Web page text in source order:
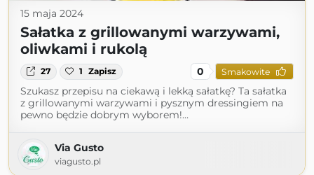
15 maja 2024
Sałatka z grillowanymi warzywami,
oliwkami i rukolą
27 1 Zapisz 0 Smakowite
Szukasz przepisu na ciekawą i lekką sałatkę? Ta sałatka
z grillowanymi warzywami i pysznym dressingiem na
pewno będzie dobrym wyborem!…
Via Gusto
viagusto.pl